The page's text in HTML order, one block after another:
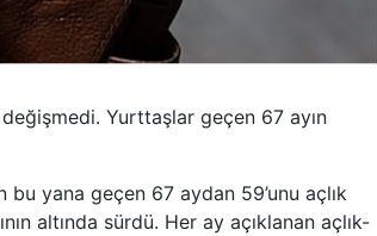
Yurttaşlar geçen 67 ayın
yana geçen 67 aydan 59’unu açlık
altında sürdü. Her ay açıklanan açlık-